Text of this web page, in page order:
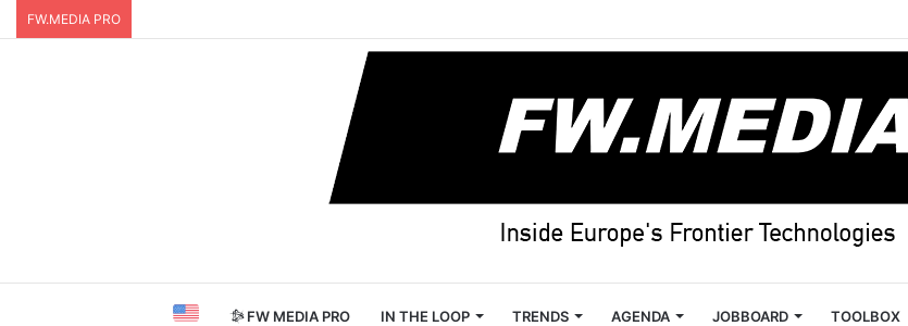
FW.MEDIA PRO
FW MEDIA PRO IN THE LOOP TRENDS AGENDA JOBBOARD TOOLBOX